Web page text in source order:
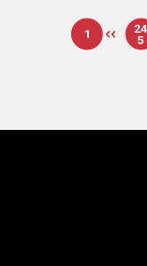
1
24
5